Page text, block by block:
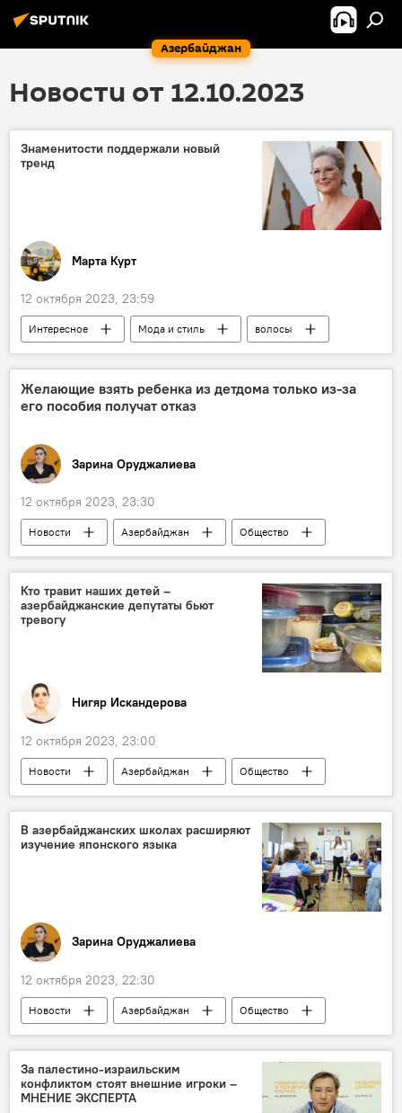
Азербайджан
Новости от 12.10.2023
Знаменитости поддержали новый
тренд
Марта Курт
12 октября 2023, 23:59
Интересное Мода и стиль
волосы
Великобритания
США
Кинематограф
Желающие взять ребенка из детдома только из-за
его пособия получат отказ
Зарина Оруджалиева
12 октября 2023, 23:30
Новости Азербайджан
Общество
Приемная семья
Ребенок Пособие
Кто травит наших детей –
азербайджанские депутаты бьют
тревогу
Нигяр Искандерова
12 октября 2023, 23:00
Новости Азербайджан
Общество
Дети
Детское питание
Термос
Милли Меджлис
вредные вещества
Агентство пищевой безопасности Азербайджана
В азербайджанских школах расширяют
изучение японского языка
Зарина Оруджалиева
12 октября 2023, 22:30
Новости Азербайджан
Общество
Япония
Язык Школа
За палестино-израильским
конфликтом стоят внешние игроки –
МНЕНИЕ ЭКСПЕРТА